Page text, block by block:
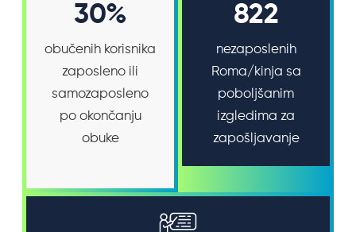
30%
obučenih korisnika
zaposleno ili
samozaposleno
po okončanju
obuke
822
nezaposlenih
Roma/kinja sa
poboljšanim
izgledima za
zapošljavanje